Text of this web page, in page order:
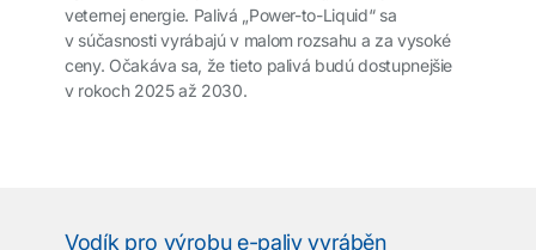
veternej energie. Palivá „Power-to-Liquid“ sa
v súčasnosti vyrábajú v malom rozsahu a za vysoké
ceny. Očakáva sa, že tieto palivá budú dostupnejšie
v rokoch 2025 až 2030.
Vodík pro výrobu e-paliv vyráběn